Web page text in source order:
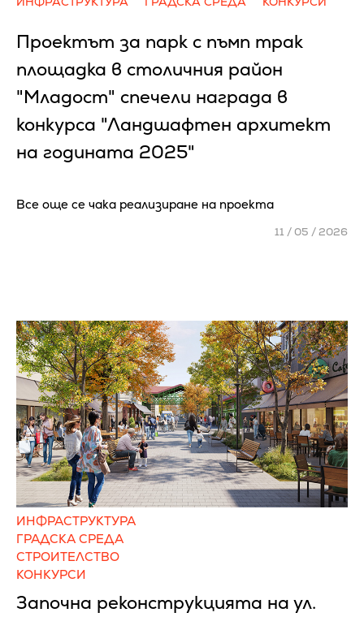
Проектът за парк с пъмп трак
площадка в столичния район
"Младост" спечели награда в
конкурса "Ландшафтен архитект
на годината 2025"
Все още се чака реализиране на проекта
11 / 05 / 2026
ИНФРАСТРУКТУРА
ГРАДСКА СРЕДА
СТРОИТЕЛСТВО
КОНКУРСИ
Започна реконструкцията на ул.